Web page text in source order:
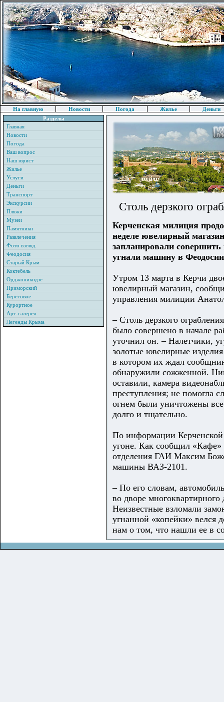
На главную Новости Погода Жилье
Деньги
Разделы
Главная
Новости
Погода
Ваш вопрос
Наш юрист
Жилье
Услуги
Деньги
Транспорт
Экскурсии
Пляжи
Музеи
Памятники
Развлечения
Фото взгляд
Феодосия
Старый Крым
Коктебель
Орджоникидзе
Приморский
Береговое
Курортное
Арт-галерея
Легенды Крыма
Столь дерзкого
Керченская милиция
неделе ювелирный
запланировали совершить
угнали машину в
Утром 13 марта в Керчи
ювелирный магазин,
управления милиции
– Столь дерзкого
было совершено в начале
уточнил он. – Налетчики,
золотые ювелирные
в котором их ждал
обнаружили сожженной.
оставили, камера
преступления; не помогла
огнем были уничтожены
долго и тщательно.
По информации
угоне. Как сообщил «Кафе»
отделения ГАИ Максим
машины ВАЗ-2101.
– По его словам,
во дворе
Неизвестные взломали
угнанной «копейки» велся
нам о том, что нашли ее в